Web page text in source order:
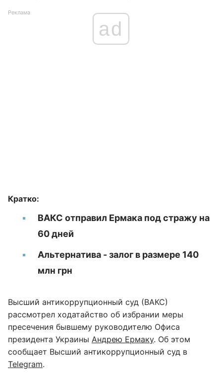
Реклама
ad
Кратко:
ВАКС отправил Ермака под стражу на
60 дней
Альтернатива - залог в размере 140
млн грн
Высший антикоррупционный суд (ВАКС)
рассмотрел ходатайство об избрании меры
пресечения бывшему руководителю Офиса
президента Украины Андрею Ермаку. Об этом
сообщает Высший антикоррупционный суд в
Telegram.